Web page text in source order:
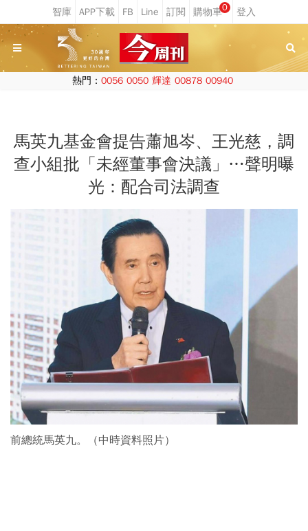
0
熱門： 0056 0050 輝達 00878 00940
馬英九基金會提告蕭旭岑、王光慈，調
查小組批「未經董事會決議」…聲明曝
光：配合司法調查
前總統馬英九。（中時資料照片）